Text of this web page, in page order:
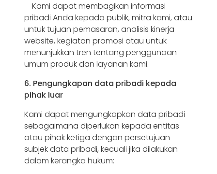
Kami dapat membagikan informasi
pribadi Anda kepada publik, mitra kami, atau
untuk tujuan pemasaran, analisis kinerja
website, kegiatan promosi atau untuk
menunjukkan tren tentang penggunaan
umum produk dan layanan kami.
6. Pengungkapan data pribadi kepada
pihak luar
Kami dapat mengungkapkan data pribadi
sebagaimana diperlukan kepada entitas
atau pihak ketiga dengan persetujuan
subjek data pribadi, kecuali jika dilakukan
dalam kerangka hukum: